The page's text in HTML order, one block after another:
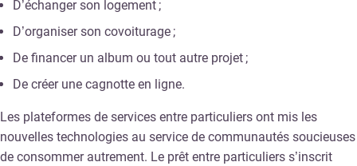
D’échanger son logement ;
D’organiser son covoiturage ;
De financer un album ou tout autre projet ;
De créer une cagnotte en ligne.
Les plateformes de services entre particuliers ont mis les
nouvelles technologies au service de communautés soucieuses
de consommer autrement. Le prêt entre particuliers s’inscrit